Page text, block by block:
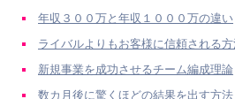
年収３００万と年収１０００万の違い
ライバルよりもお客様に信頼される
新規事業を成功させるチーム編成理論
数カ月後に驚くほどの結果を出す方法